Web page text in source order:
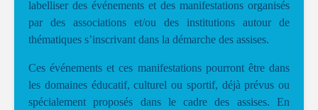
labelliser des événements et des manifestations organisés
par des associations et/ou des institutions autour de
thématiques s’inscrivant dans la démarche des assises.
Ces événements et ces manifestations pourront être dans
les domaines éducatif, culturel ou sportif, déjà prévus ou
spécialement proposés dans le cadre des assises. En